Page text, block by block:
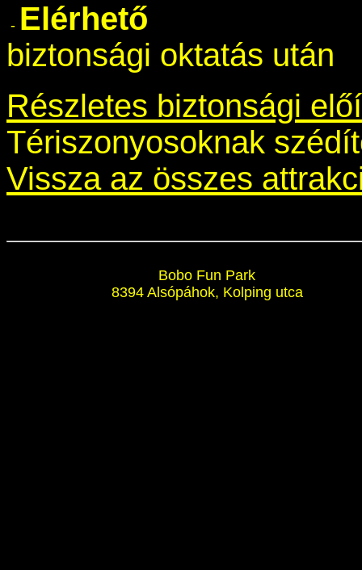
Elérhető
biztonsági oktatás után
Részletes biztonsági
Tériszonyosoknak
Vissza az összes
Bobo Fun Park
8394 Alsópáhok, Kolping utca